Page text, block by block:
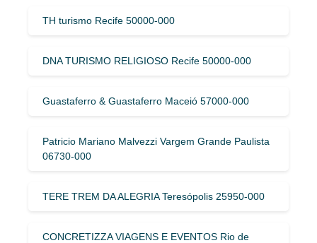
TH turismo Recife 50000-000
DNA TURISMO RELIGIOSO Recife 50000-000
Guastaferro & Guastaferro Maceió 57000-000
Patricio Mariano Malvezzi Vargem Grande Paulista
06730-000
TERE TREM DA ALEGRIA Teresópolis 25950-000
CONCRETIZZA VIAGENS E EVENTOS Rio de